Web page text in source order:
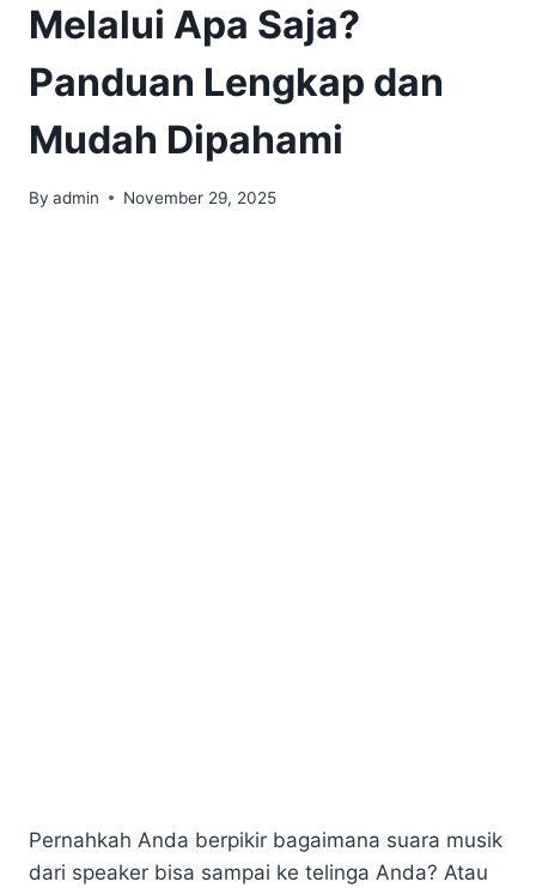
Melalui Apa Saja?
Panduan Lengkap dan
Mudah Dipahami
By admin November 29, 2025
Pernahkah Anda berpikir bagaimana suara musik
dari speaker bisa sampai ke telinga Anda? Atau